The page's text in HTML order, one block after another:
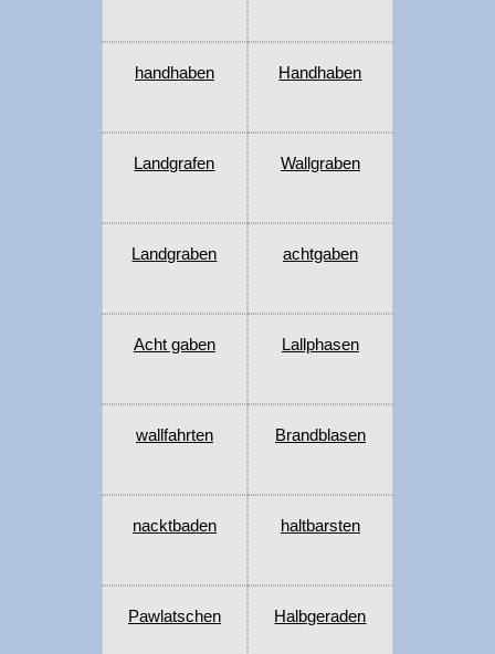
handhaben Handhaben
Landgrafen Wallgraben
Landgraben achtgaben
Acht gaben Lallphasen
wallfahrten Brandblasen
nacktbaden haltbarsten
Pawlatschen Halbgeraden